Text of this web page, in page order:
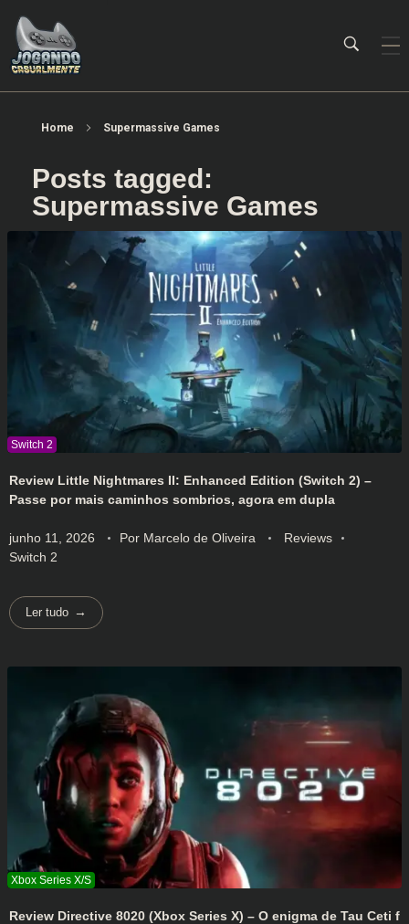
Home Supermassive Games
Posts tagged:
Supermassive Games
Review Little Nightmares II: Enhanced Edition (Switch 2) –
Passe por mais caminhos sombrios, agora em dupla
junho 11, 2026 Por Marcelo de Oliveira
Reviews
Switch 2
Ler tudo
Review Directive 8020 (Xbox Series X) – O enigma de Tau Ceti f